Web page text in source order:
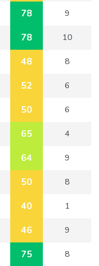
78 9
78 10
48 8
52 6
50 6
65 4
64 9
50 8
40 1
46 9
75 8